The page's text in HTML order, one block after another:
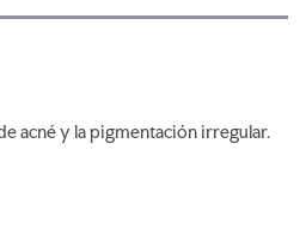
acné y la pigmentación irregular.